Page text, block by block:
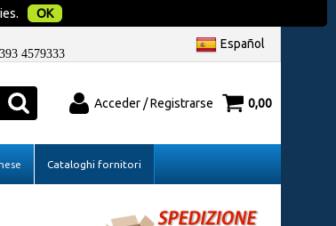
OK
393 4579333
Español
Acceder / Registrarse
Si todavía no estás registrado en nuestro
sitio haz clic en "Regístrate"
0,00
Cataloghi fornitori